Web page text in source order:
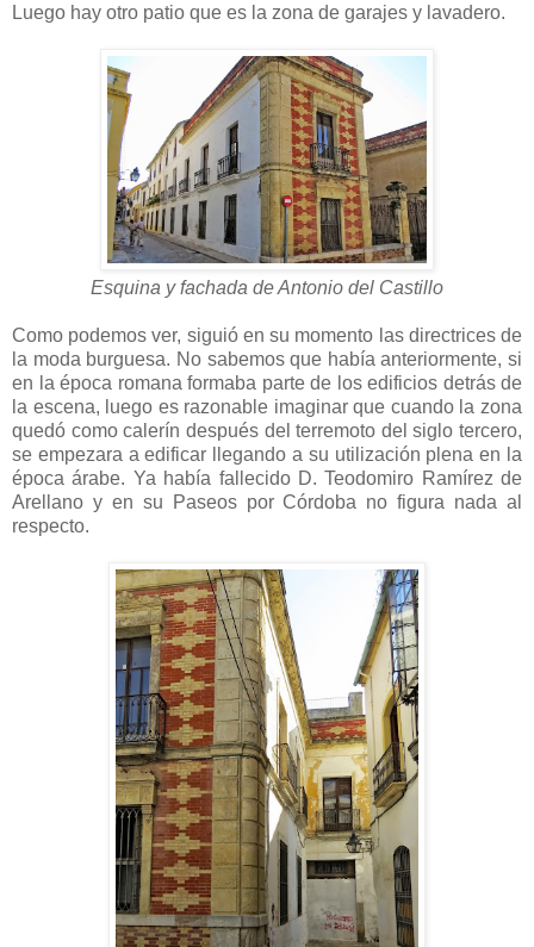
Luego hay otro patio que es la zona de garajes y lavadero.
Esquina y fachada de Antonio del Castillo
Como podemos ver, siguió en su momento las directrices de
la moda burguesa. No sabemos que había anteriormente, si
en la época romana formaba parte de los edificios detrás de
la escena, luego es razonable imaginar que cuando la zona
quedó como calerín después del terremoto del siglo tercero,
se empezara a edificar llegando a su utilización plena en la
época árabe. Ya había fallecido D. Teodomiro Ramírez de
Arellano y en su Paseos por Córdoba no figura nada al
respecto.